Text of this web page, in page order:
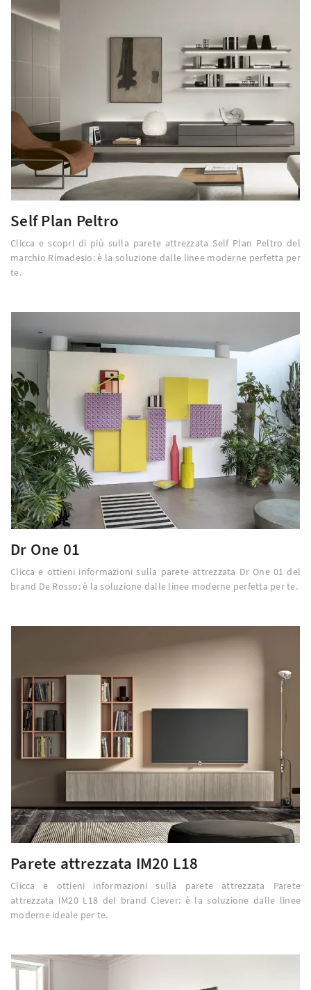
Self Plan Peltro
Clicca e scopri di più sulla parete attrezzata Self Plan Peltro del
marchio Rimadesio: è la soluzione dalle linee moderne perfetta per
te.
Dr One 01
Clicca e ottieni informazioni sulla parete attrezzata Dr One 01 del
brand De Rosso: è la soluzione dalle linee moderne perfetta per te.
Parete attrezzata IM20 L18
Clicca e ottieni informazioni sulla parete attrezzata Parete
attrezzata IM20 L18 del brand Clever: è la soluzione dalle linee
moderne ideale per te.